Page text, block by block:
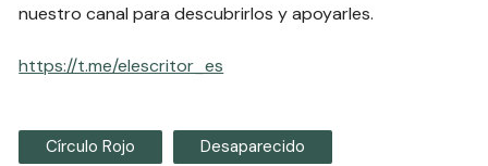
nuestro canal para descubrirlos y apoyarles.
https://t.me/elescritor_es
Círculo Rojo Desaparecido